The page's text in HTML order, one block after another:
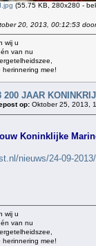
(55.75 KB, 280x280 -
20, 2013, 00:12:53
wij u
van nu
mee!
200 JAAR
op: Oktober 25, 2013,
Koninklijke
nieuws/24-09-
wij u
van nu
mee!